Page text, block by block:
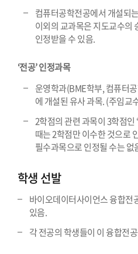
컴퓨터공학전공에서 개설되
이외의 교과목은 지도교수의
인정받을 수 있음.
‘전공’ 인정과목
운영학과(BME학부, 컴퓨터
에 개설된 유사 과목. (주임교
2학점의 관련 과목이 3학점인
때는 2학점만 이수한 것으로
필수과목으로 인정될 수는 없
학생 선발
바이오데이터사이언스 융합전
있음.
각 전공의 학생들이 이 융합전